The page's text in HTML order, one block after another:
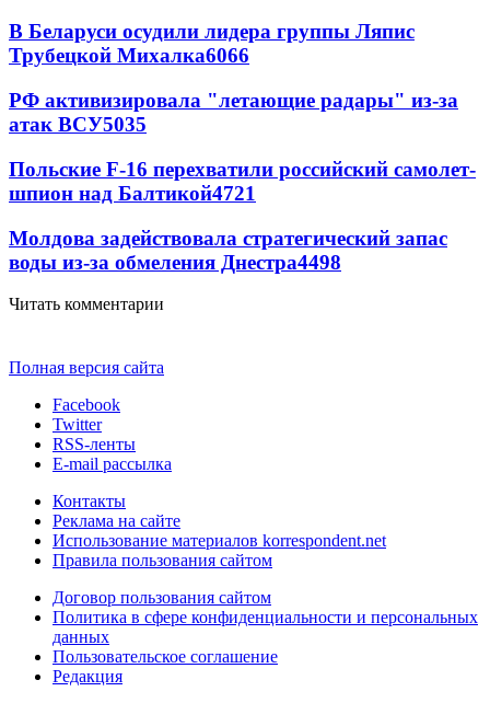
В Беларуси осудили лидера группы Ляпис
Трубецкой Михалка6066
РФ активизировала "летающие радары" из-за
атак ВСУ5035
Польские F-16 перехватили российский самолет-
шпион над Балтикой4721
Молдова задействовала стратегический запас
воды из-за обмеления Днестра4498
Читать комментарии
Полная версия сайта
Facebook
Twitter
RSS-ленты
E-mail рассылка
Контакты
Реклама на сайте
Использование материалов korrespondent.net
Правила пользования сайтом
Договор пользования сайтом
Политика в сфере конфиденциальности и персональных
данных
Пользовательское соглашение
Редакция